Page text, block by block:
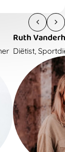
Vandaag
supplement
hoe werkt
als